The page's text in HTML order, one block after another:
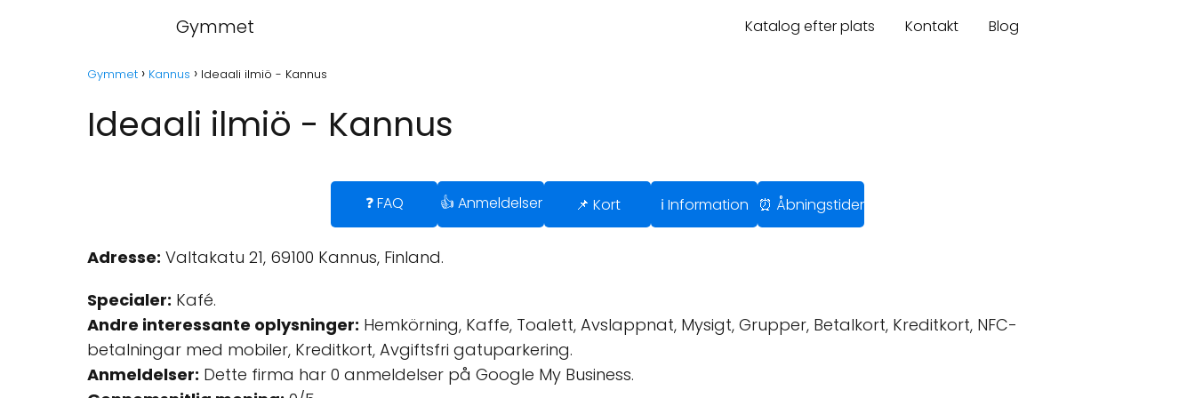
Gymmet Katalog efter plats Kontakt Blog
Gymmet Kannus Ideaali ilmiö - Kannus
Ideaali ilmiö - Kannus
❓ FAQ 👍 Anmeldelser 📌 Kort ℹ️ Information ⏰ Åbningstider
Adresse: Valtakatu 21, 69100 Kannus, Finland.
Specialer: Kafé.
Andre interessante oplysninger: Hemkörning, Kaffe, Toalett, Avslappnat, Mysigt, Grupper, Betalkort, Kreditkort, NFC-
betalningar med mobiler, Kreditkort, Avgiftsfri gatuparkering.
Anmeldelser: Dette firma har 0 anmeldelser på Google My Business.